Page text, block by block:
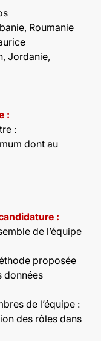
Roumanie
Jordanie,
:
:
dont au
:
de l’équipe
proposée
données
de l’équipe :
des rôles dans